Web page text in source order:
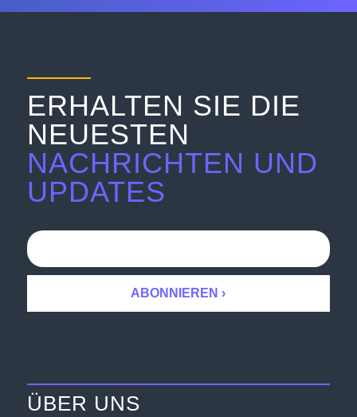
ERHALTEN SIE DIE
NEUESTEN
NACHRICHTEN UND
UPDATES
ÜBER UNS